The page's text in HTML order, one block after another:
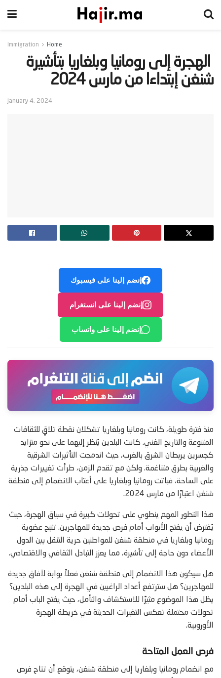
Home
Immigration
‫ الهجرة إلى رومانيا وبلغاريا بتأشيرة
شنغن إبتداءا من مارس 2024‬
January 4, 2024
إنضم إلينا على فيسبوك
إنضم إلينا على انستغرام
إنضم إلينا على واتساب
منذ فترة طويلة، كانت رومانيا وبلغاريا تشكلان نقطة تلاقٍ للثقافات
المتنوعة والتاريخ الغني. كانت البلدين يُنظر إليهما على نحو متزايد
كجسرين يربطان الشرق بالغرب، حيث اندمجت التأثيرات الشرقية
والغربية بطرق متناغمة. ولكن مع تقدم الزمن، طرأت تغييرات جذرية
على الساحة، فباتت رومانيا وبلغاريا على أعتاب الانضمام إلى منطقة
شنغن اعتبارًا من مارس 2024.
هذا التطور المهم ينطوي على تحولات كبيرة في سياق الهجرة، حيث
يُفترض أن يفتح الأبواب أمام فرص جديدة للمهاجرين. تتيح عضوية
رومانيا وبلغاريا في منطقة شنغن للمواطنين حرية التنقل بين الدول
الأعضاء دون حاجة إلى تأشيرة، مما يعزز التبادل الثقافي والاقتصادي.
هل سيكون هذا الانضمام إلى منطقة شنغن فعلاً بوابة لآفاق جديدة
للمهاجرين؟ هل سترتفع أعداد الراغبين في الهجرة إلى هذه البلدين؟
يظل هذا الموضوع مثيرًا للاستكشاف والتأمل، حيث يفتح الباب أمام
تحولات محتملة تعكس التغيرات الحديثة في خريطة الهجرة
الأوروبية.
فرص العمل المتاحة
مع انضمام رومانيا وبلغاريا إلى منطقة شنغن، يتوقع أن تتاح فرص